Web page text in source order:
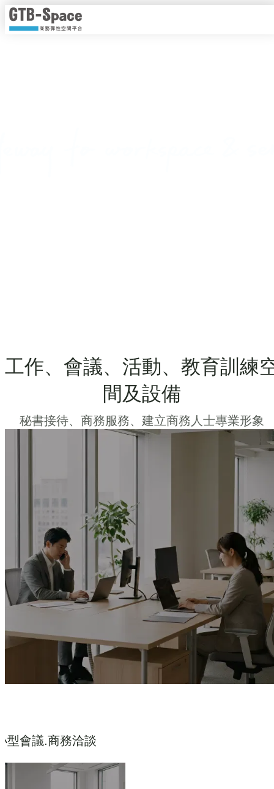
工作、會議、活動、教育訓練
間及設備
秘書接待、商務服務、建立商務人士專業形象
型會議.商務洽談